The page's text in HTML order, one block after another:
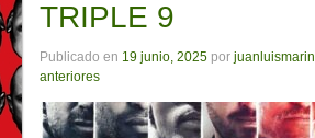
TRIPLE 9
Publicado en 19 junio, 2025 por juanluismarin
anteriores